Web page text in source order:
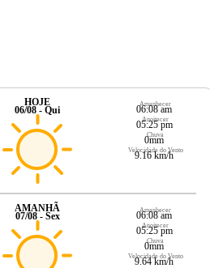
HOJE
06/08 - Qui
Amanhecer
06:08 am
Anoitecer
05:25 pm
Chuva
0mm
Velocidade do Vento
9.16 km/h
AMANHÃ
07/08 - Sex
Amanhecer
06:08 am
Anoitecer
05:25 pm
Chuva
0mm
Velocidade do Vento
9.64 km/h